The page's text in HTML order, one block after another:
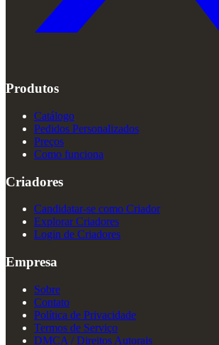
Produtos
Catálogo
Pedidos Personalizados
Preços
Como funciona
Criadores
Candidatar-se como Criador
Explorar Criadores
Login de Criadores
Empresa
Sobre
Contato
Política de Privacidade
Termos de Serviço
DMCA / Direitos Autorais